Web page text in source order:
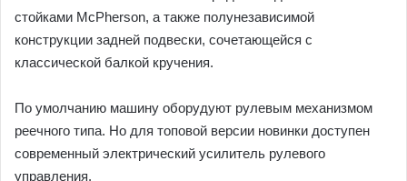
стойками McPherson, а также полунезависимой
конструкции задней подвески, сочетающейся с
классической балкой кручения.
По умолчанию машину оборудуют рулевым механизмом
реечного типа. Но для топовой версии новинки доступен
современный электрический усилитель рулевого
управления.